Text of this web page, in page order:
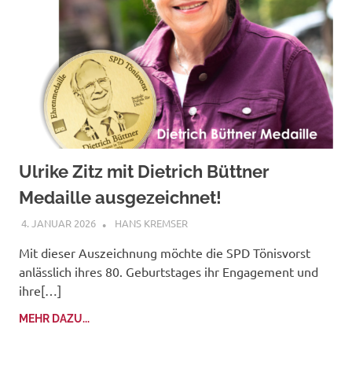
Ulrike Zitz mit Dietrich Büttner
Medaille ausgezeichnet!
4. JANUAR 2026 HANS KREMSER
Mit dieser Auszeichnung möchte die SPD Tönisvorst
anlässlich ihres 80. Geburtstages ihr Engagement und
ihre[…]
MEHR DAZU...